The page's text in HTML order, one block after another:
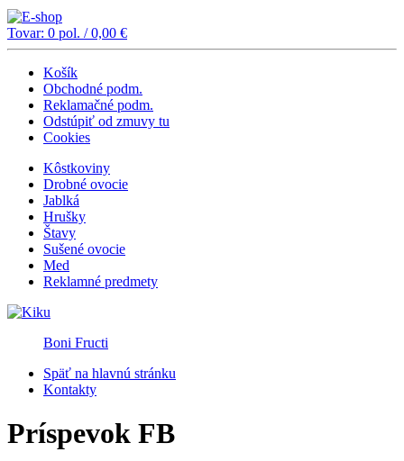
Tovar: 0 pol. /0,00 €
Košík
Obchodné podm.
Reklamačné podm.
Odstúpiť od zmuvy tu
Cookies
Kôstkoviny
Drobné ovocie
Jablká
Hrušky
Štavy
Sušené ovocie
Med
Reklamné predmety
Boni Fructi
Späť na hlavnú stránku
Kontakty
Príspevok FB